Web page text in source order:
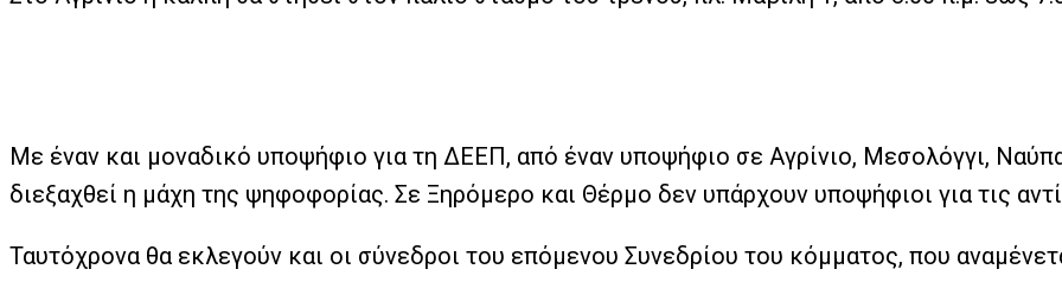
Με έναν και μοναδικό υποψήφιο για τη ΔΕΕΠ, από έναν υποψήφιο σε Αγρίνιο, Μεσολόγγι,
διεξαχθεί η μάχη της ψηφοφορίας. Σε Ξηρόμερο και Θέρμο δεν υπάρχουν υποψήφιοι για τις
Ταυτόχρονα θα εκλεγούν και οι σύνεδροι του επόμενου Συνεδρίου του κόμματος, που